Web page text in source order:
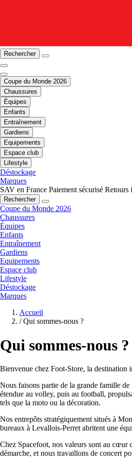
Rechercher
Coupe du Monde 2026
Chaussures
Équipes
Enfants
Entraînement
Gardiens
Equipements
Espace club
Lifestyle
Déstockage
Marques
SAV en France Paiement sécurisé Retours
Rechercher
Coupe du Monde 2026
Chaussures
Équipes
Enfants
Entraînement
Gardiens
Equipements
Espace club
Lifestyle
Déstockage
Marques
Accueil
/ Qui sommes-nous ?
Qui sommes-nous ?
Bienvenue chez Foot-Store, la destination
Nous faisons partie de la grande famille
étendue au volley, puis au football,
tels que la moto ou la décoration.
Nos entrepôts stratégiquement situés à
bureaux à Levallois-Perret abritent une
Chez Spacefoot, nos valeurs sont au cœur
démarche, et nous travaillons de concert